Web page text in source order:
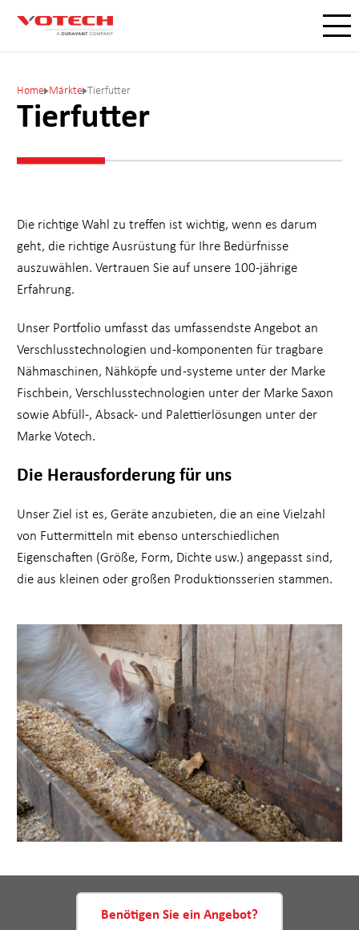
Home Märkte Tierfutter
Tierfutter
Die richtige Wahl zu treffen ist wichtig, wenn es darum
geht, die richtige Ausrüstung für Ihre Bedürfnisse
auszuwählen. Vertrauen Sie auf unsere 100-jährige
Erfahrung.
Unser Portfolio umfasst das umfassendste Angebot an
Verschlusstechnologien und -komponenten für tragbare
Nähmaschinen, Nähköpfe und -systeme unter der Marke
Fischbein, Verschlusstechnologien unter der Marke Saxon
sowie Abfüll-, Absack- und Palettierlösungen unter der
Marke Votech.
Die Herausforderung für uns
Unser Ziel ist es, Geräte anzubieten, die an eine Vielzahl
von Futtermitteln mit ebenso unterschiedlichen
Eigenschaften (Größe, Form, Dichte usw.) angepasst sind,
die aus kleinen oder großen Produktionsserien stammen.
Benötigen Sie ein Angebot?